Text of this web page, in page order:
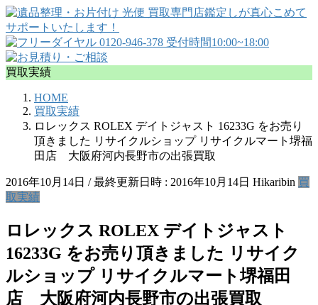
買取実績
HOME
買取実績
ロレックス ROLEX デイトジャスト 16233G をお売り
頂きました リサイクルショップ リサイクルマート堺福
田店 大阪府河内長野市の出張買取
2016年10月14日 / 最終更新日時 : 2016年10月14日 Hikaribin 買
取実績
ロレックス ROLEX デイトジャスト
16233G をお売り頂きました リサイク
ルショップ リサイクルマート堺福田
店 大阪府河内長野市の出張買取